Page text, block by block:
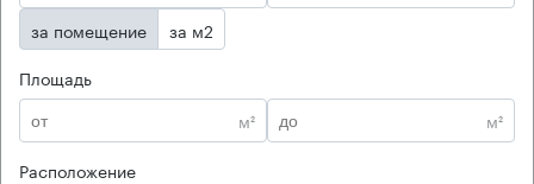
за помещение
за м2
Площадь
м²
м²
Расположение